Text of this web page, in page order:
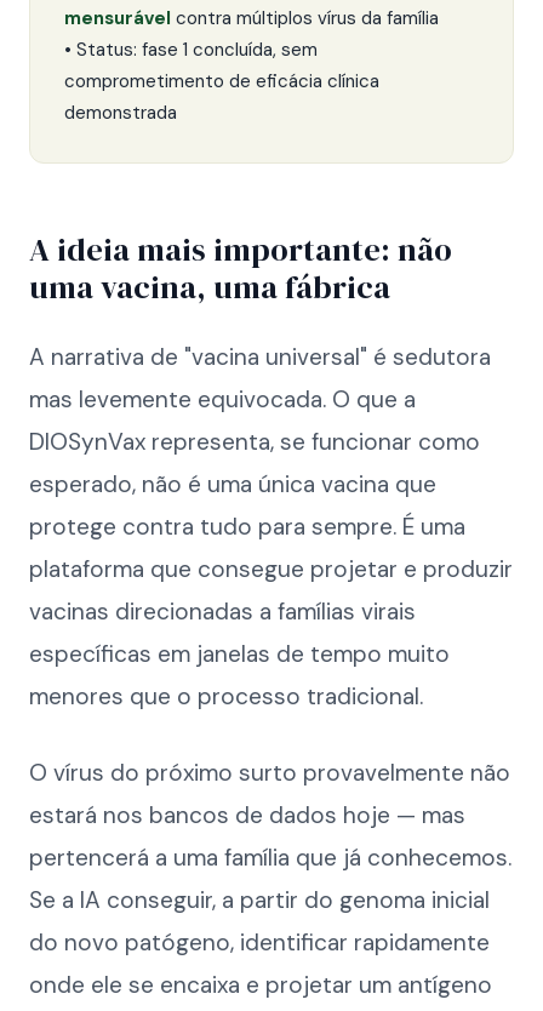
mensurável contra múltiplos vírus da família
• Status: fase 1 concluída, sem
comprometimento de eficácia clínica
demonstrada
A ideia mais importante: não
uma vacina, uma fábrica
A narrativa de "vacina universal" é sedutora
mas levemente equivocada. O que a
DIOSynVax representa, se funcionar como
esperado, não é uma única vacina que
protege contra tudo para sempre. É uma
plataforma que consegue projetar e produzir
vacinas direcionadas a famílias virais
específicas em janelas de tempo muito
menores que o processo tradicional.
O vírus do próximo surto provavelmente não
estará nos bancos de dados hoje — mas
pertencerá a uma família que já conhecemos.
Se a IA conseguir, a partir do genoma inicial
do novo patógeno, identificar rapidamente
onde ele se encaixa e projetar um antígeno